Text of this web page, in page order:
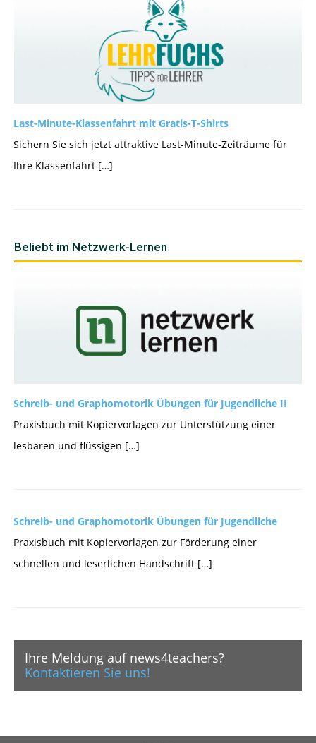
Last-Minute-Klassenfahrt mit Gratis-T-Shirts
Sichern Sie sich jetzt attraktive Last-Minute-Zeiträume für
Ihre Klassenfahrt […]
Beliebt im Netzwerk-Lernen
Schreib- und Graphomotorik Übungen für Jugendliche II
Praxisbuch mit Kopiervorlagen zur Unterstützung einer
lesbaren und flüssigen […]
Schreib- und Graphomotorik Übungen für Jugendliche
Praxisbuch mit Kopiervorlagen zur Förderung einer
schnellen und leserlichen Handschrift […]
Ihre Meldung auf news4teachers?
Kontaktieren Sie uns!